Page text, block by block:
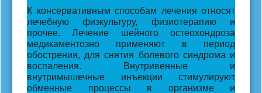
К консервативным способам лечения относят
лечебную физкультуру, физиотерапию и
прочее. Лечение шейного остеохондроза
медикаментозно применяют в период
обострения, для снятия болевого синдрома и
воспаления. Внутривенные и
внутримышечные инъекции стимулируют
обменные процессы в организме и